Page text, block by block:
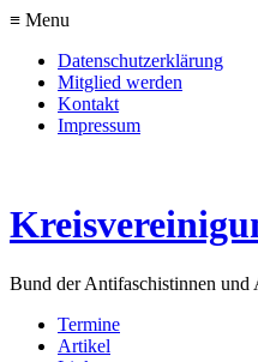
≡ Menu
Datenschutzerklärung
Mitglied werden
Kontakt
Impressum
Bund der Antifaschistinnen und
Termine
Artikel